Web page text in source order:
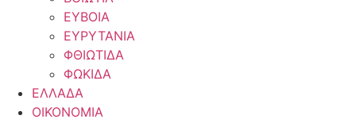
ΕΥΒΟΙΑ
ΕΥΡΥΤΑΝΙΑ
ΦΘΙΩΤΙΔΑ
ΦΩΚΙΔΑ
ΕΛΛΑΔΑ
ΟΙΚΟΝΟΜΙΑ